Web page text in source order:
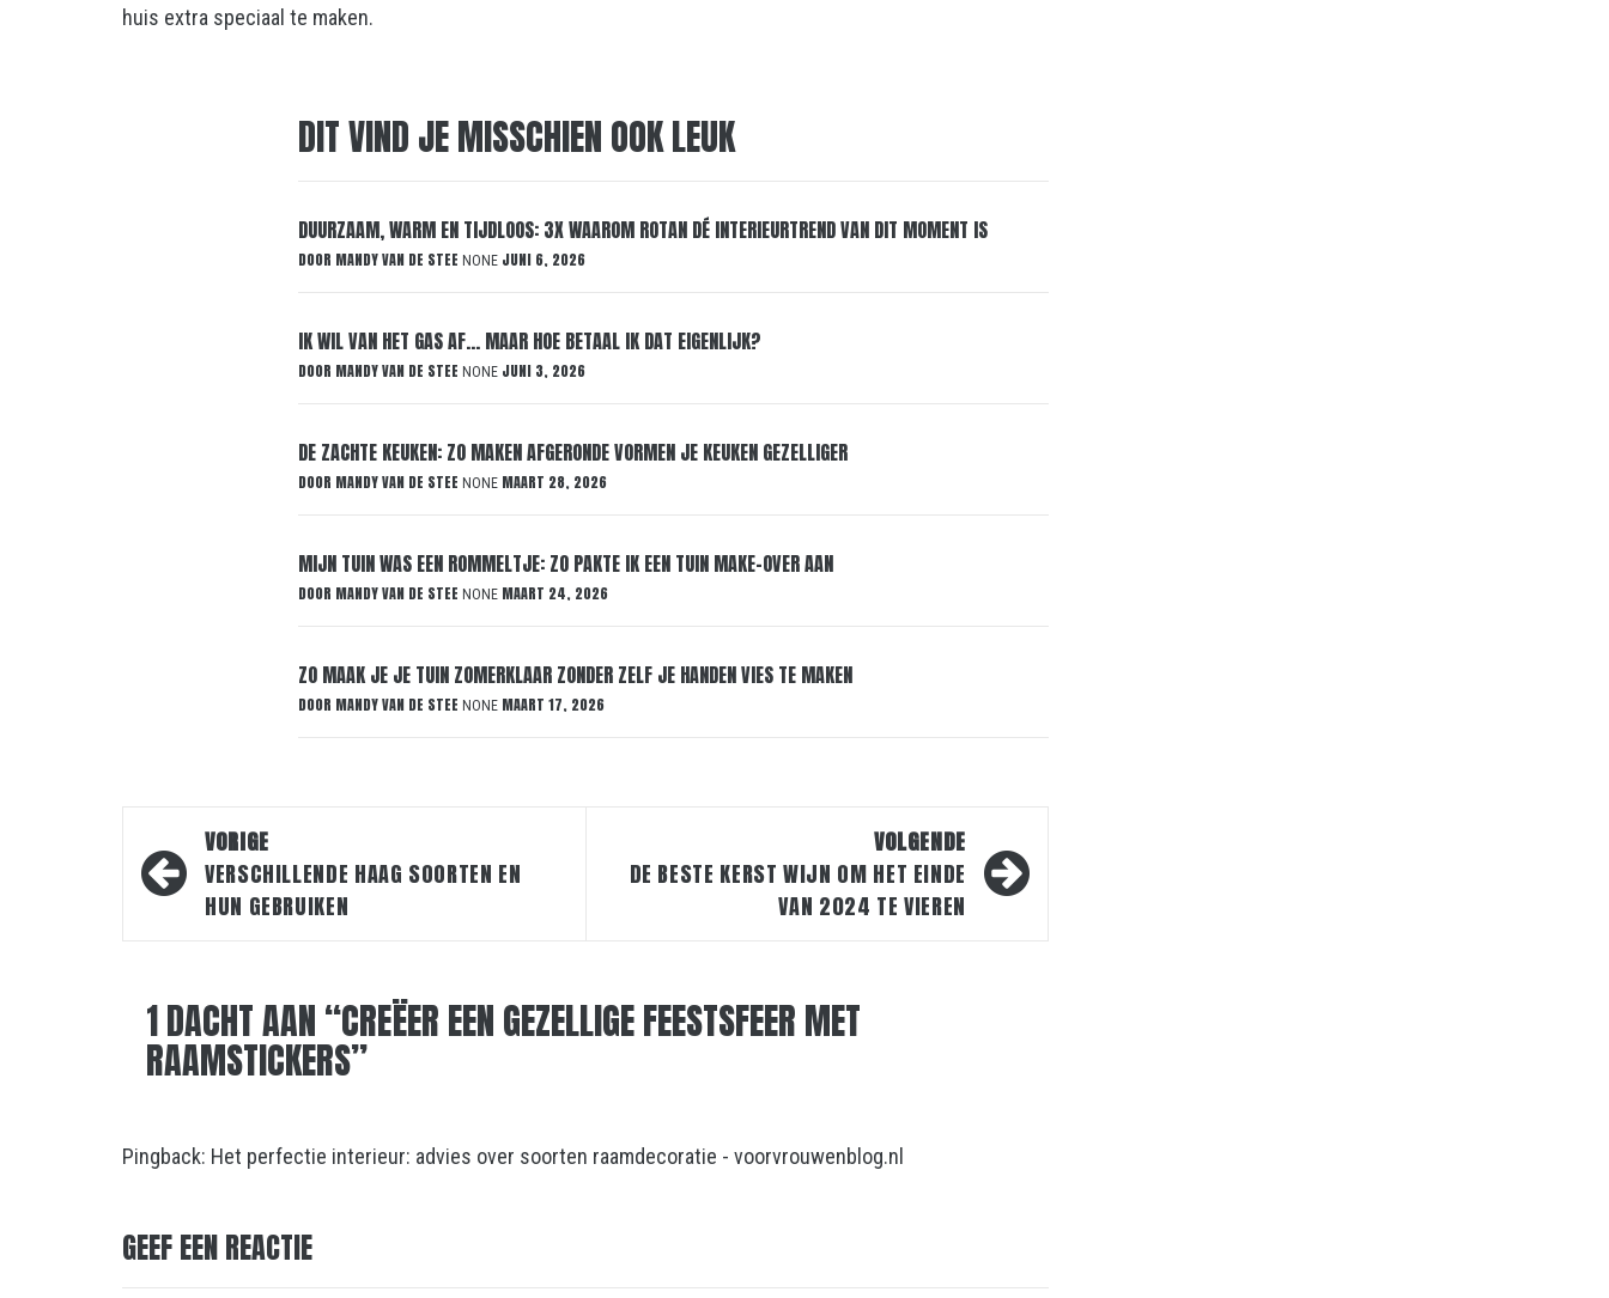
huis extra speciaal te maken.
DIT VIND JE MISSCHIEN OOK LEUK
DUURZAAM, WARM EN TIJDLOOS: 3X WAAROM ROTAN DÉ INTERIEURTREND VAN DIT MOMENT IS
DOOR MANDY VAN DE STEE NONE JUNI 6, 2026
IK WIL VAN HET GAS AF… MAAR HOE BETAAL IK DAT EIGENLIJK?
DOOR MANDY VAN DE STEE NONE JUNI 3, 2026
DE ZACHTE KEUKEN: ZO MAKEN AFGERONDE VORMEN JE KEUKEN GEZELLIGER
DOOR MANDY VAN DE STEE NONE MAART 28, 2026
MIJN TUIN WAS EEN ROMMELTJE: ZO PAKTE IK EEN TUIN MAKE-OVER AAN
DOOR MANDY VAN DE STEE NONE MAART 24, 2026
ZO MAAK JE JE TUIN ZOMERKLAAR ZONDER ZELF JE HANDEN VIES TE MAKEN
DOOR MANDY VAN DE STEE NONE MAART 17, 2026
Bericht
navigatie
VORIGE
VERSCHILLENDE HAAG SOORTEN EN
HUN GEBRUIKEN
VOLGENDE
DE BESTE KERST WIJN OM HET EINDE
VAN 2024 TE VIEREN
1 DACHT AAN “CREËER EEN GEZELLIGE FEESTSFEER MET
RAAMSTICKERS”
Pingback: Het perfectie interieur: advies over soorten raamdecoratie - voorvrouwenblog.nl
GEEF EEN REACTIE